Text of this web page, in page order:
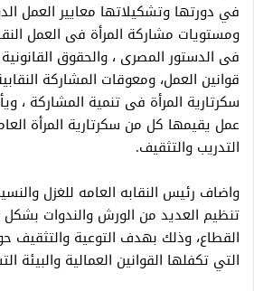
في دورتها وتشكيلاتها معايير العمل
ومستويات مشاركة المرأة فى العمل
فى الدستور المصرى ، والحقوق
قوانين العمل، ومعوقات المشاركة
سكرتارية المرأة فى تنمية المشاركة
عمل يقيمها كل من سكرتارية المرأة
التدريب والتثقيف.
واضاف رئيس النقابه العامه للغزل
تنظيم العديد من الورش والندوات
القطاع، وذلك بهدف التوعية والتثقيف
التي تكفلها القوانين العمالية والبيئة